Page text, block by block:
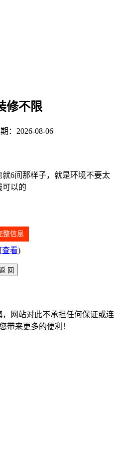
修不限
：2026-08-06
6间那样子，就是环境不要太
可以的
整信息
查看)
网站对此不承担任何保证或连
带来更多的便利！